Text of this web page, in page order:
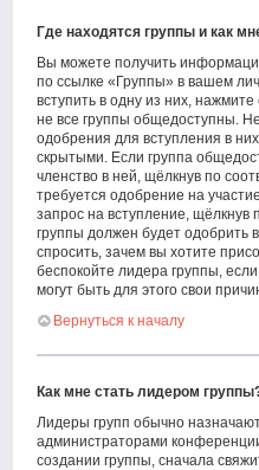
Где находятся группы и как
Вы можете получить
по ссылке «Группы» в вашем
вступить в одну из них,
не все группы общедоступны.
одобрения для вступления в
скрытыми. Если группа
членство в ней, щёлкнув по
требуется одобрение на
запрос на вступление, щёлкнув
группы должен будет одобрить
спросить, зачем вы хотите
беспокойте лидера группы,
могут быть для этого свои
Вернуться к началу
Как мне стать лидером
Лидеры групп обычно
администраторами
создании группы, сначала